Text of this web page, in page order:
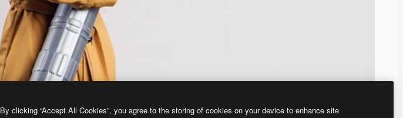
By clicking “Accept All Cookies”, you agree to the storing of cookies on your device to enhance site